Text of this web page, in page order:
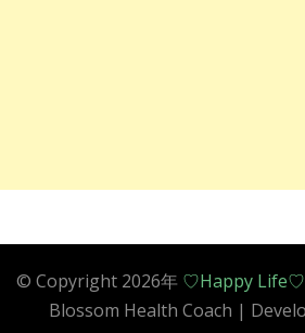
© Copyright 2026年 ♡Happy Life♡
Blossom Health Coach |